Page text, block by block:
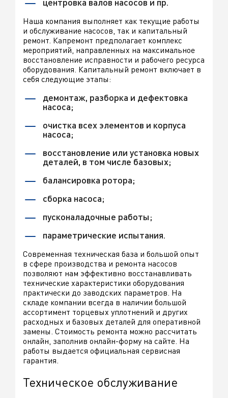
Наша компания выполняет как текущие работы
и обслуживание насосов, так и капитальный
ремонт. Капремонт предполагает комплекс
мероприятий, направленных на максимальное
восстановление исправности и рабочего ресурса
оборудования. Капитальный ремонт включает в
себя следующие этапы:
демонтаж, разборка и дефектовка
насоса;
очистка всех элементов и корпуса
насоса;
восстановление или установка новых
деталей, в том числе базовых;
балансировка ротора;
сборка насоса;
пусконаладочные работы;
параметрические испытания.
Современная техническая база и большой опыт
в сфере производства и ремонта насосов
позволяют нам эффективно восстанавливать
технические характеристики оборудования
практически до заводских параметров. На
складе компании всегда в наличии большой
ассортимент торцевых уплотнений и других
расходных и базовых деталей для оперативной
замены. Стоимость ремонта можно рассчитать
онлайн, заполнив онлайн-форму на сайте. На
работы выдается официальная сервисная
гарантия.
Техническое обслуживание